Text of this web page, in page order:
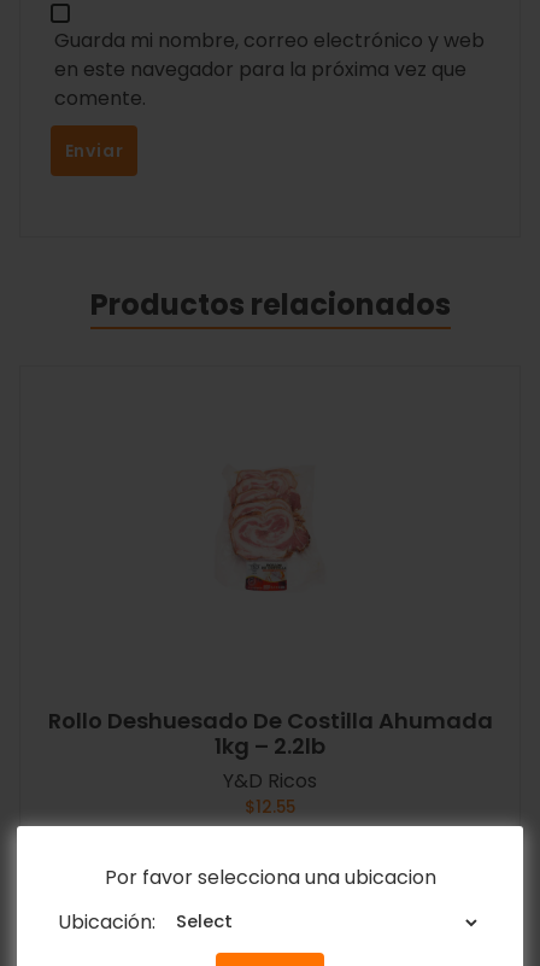
Por favor selecciona una ubicacion
Ubicación:
Guarda mi nombre, correo electrónico y web
en este navegador para la próxima vez que
comente.
Productos relacionados
Rollo Deshuesado De Costilla Ahumada
1kg – 2.2lb
Y&D Ricos
$12.55
Añadir al carrito